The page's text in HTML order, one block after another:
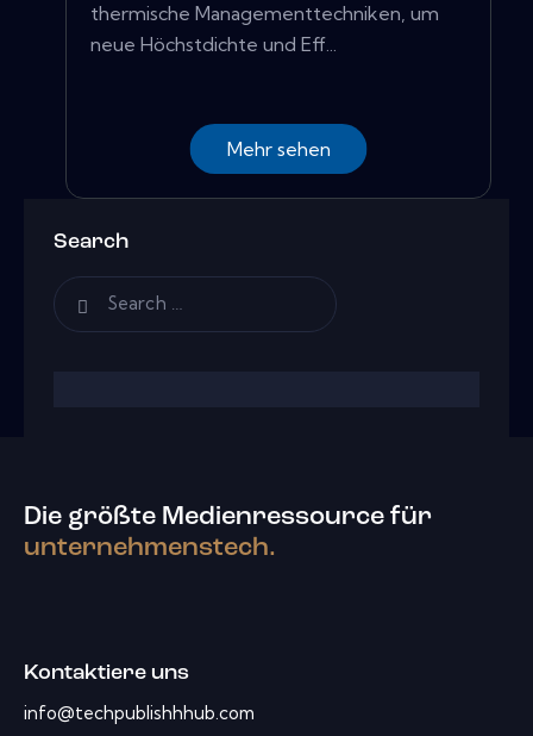
thermische Managementtechniken, um
neue Höchstdichte und Eff...
Mehr sehen
Search
Die größte Medienressource für
unternehmenstech.
Kontaktiere uns
info@techpublishhhub.com